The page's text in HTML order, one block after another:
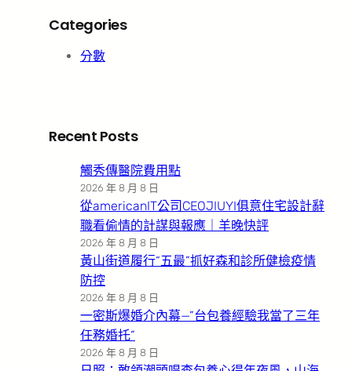
Categories
分數
Recent Posts
觸秀傳醫院費用點
2026 年 8 月 8 日
從americanIT公司CEOJIUYI俱意住宅設計辭
職看偷情的計謀與報應｜羊晚快評
2026 年 8 月 8 日
黃山街道履行“五最”抓好森和診所健檢疫情
防控
2026 年 8 月 8 日
一密斯爆婚介內幕—”台包養經驗我當了三年
任務婚托”
2026 年 8 月 8 日